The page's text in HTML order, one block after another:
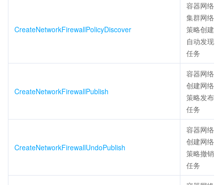
CreateNetworkFirewallPolicyDiscover
容器网络
集群网络
策略创建
自动发现
任务
CreateNetworkFirewallPublish
容器网络
创建网络
策略发布
任务
CreateNetworkFirewallUndoPublish
容器网络
创建网络
策略撤销
任务